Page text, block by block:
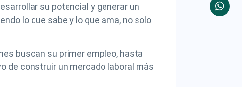
su potencial y generar un
lo que sabe y lo que ama, no solo
buscan su primer empleo, hasta
de construir un mercado laboral más